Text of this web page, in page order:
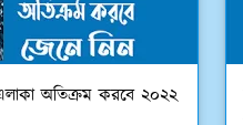
অতিক্রম করবে ২০২২